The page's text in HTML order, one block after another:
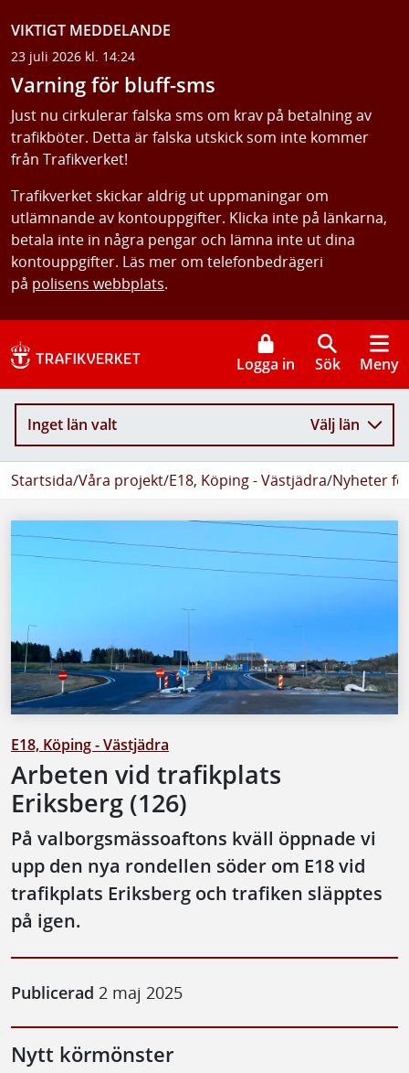
VIKTIGT MEDDELANDE
23 juli 2026 kl. 14:24
Varning för bluff-sms
Just nu cirkulerar falska sms om krav på betalning av
trafikböter. Detta är falska utskick som inte kommer
från Trafikverket!
Trafikverket skickar aldrig ut uppmaningar om
utlämnande av kontouppgifter. Klicka inte på länkarna,
betala inte in några pengar och lämna inte ut dina
kontouppgifter. Läs mer om telefonbedrägeri
på polisens webbplats.
Logga in Sök Meny
Inget län valt Välj län
Startsida/Våra projekt/E18, Köping - Västjädra/Nyheter
E18, Köping - Västjädra
Arbeten vid trafikplats
Eriksberg (126)
På valborgsmässoaftons kväll öppnade vi
upp den nya rondellen söder om E18 vid
trafikplats Eriksberg och trafiken släpptes
på igen.
Publicerad 2 maj 2025
Nytt körmönster